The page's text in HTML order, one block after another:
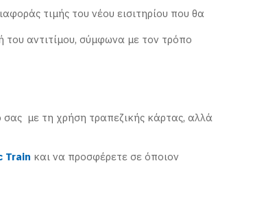
τιμής του νέου εισιτηρίου που θα
του αντιτίμου, σύμφωνα με τον τρόπο
σας με τη χρήση τραπεζικής κάρτας, αλλά
Train και να προσφέρετε σε όποιον